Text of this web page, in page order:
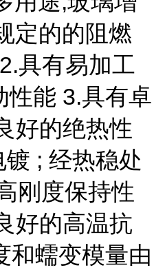
定的的阻燃
具有易加工
性能 3.具有卓
好的绝热性
; 经热稳处
刚度保持性
好的高温抗
和蠕变模量由